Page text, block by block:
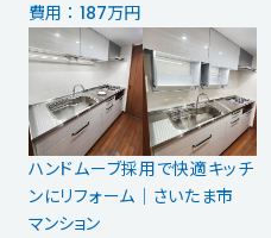
費用 ： 187万円
ハンドムーブ採用で快適キッチ
ンにリフォーム│さいたま市
マンション